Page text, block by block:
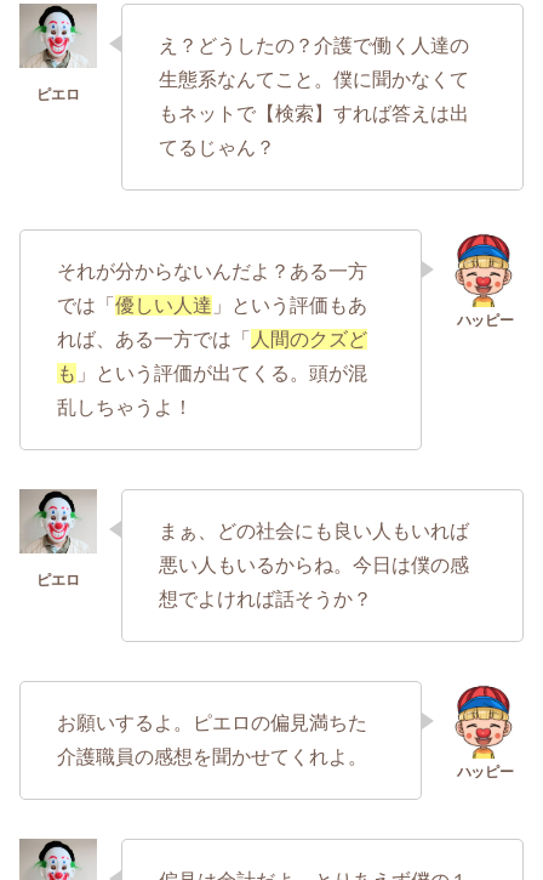
え？どうしたの？介護で働く人達の
生態系なんてこと。僕に聞かなくて
もネットで【検索】すれば答えは出
てるじゃん？
それが分からないんだよ？ある一方
では「 優しい人達 」という評価もあ
れば、ある一方では「 人間のクズど
も 」という評価が出てくる。頭が混
乱しちゃうよ！
まぁ、どの社会にも良い人もいれば
悪い人もいるからね。今日は僕の感
想でよければ話そうか？
お願いするよ。ピエロの偏見満ちた
介護職員の感想を聞かせてくれよ。